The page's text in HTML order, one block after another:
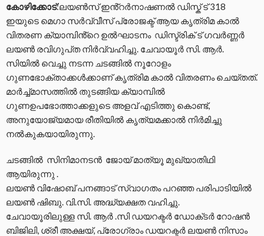
കോഴിക്കോട്:ലയൺസ് ഇൻ്റർനാഷണൽ ഡിസ്ക് ട് 318
ഇയുടെ മെഗാ സർവ്വീസ് പ്രോജക്ട് ആയ കൃത്രിമ കാൽ
വിതരണ ക്യാമ്പിൻ്റെ ഉൽഘാടനം ഡിസ്ട്രിക് ട് ഗവർണ്ണർ
ലയൺ രവിഗുപ്‌ത നിർവ്വഹിച്ചു. ചേവായൂർ സി. ആർ.
സിയിൽ വെച്ചു നടന്ന ചടങ്ങിൽ നൂറോളം
ഗുണഭോക്താക്കൾക്കാണ് കൃത്രിമ കാൽ വിതരണം ചെയ്തത്.
മാർച്ച്‌മാസത്തിൽ തുടങ്ങിയ ക്യാമ്പിൽ
ഗുണഉപഭോത്താക്കളുടെ അളവ് എടിത്തു കൊണ്ട്,
അനുയോജ്യമായ രീതിയിൽ കൃത്യമക്കാൽ നിർമിച്ചു
നൽകുകയായിരുന്നു.
ചടങ്ങിൽ സിനിമാനടൻ ജോയ് മാത്യൂ മുഖ്യാതിഥി
ആയിരുന്നു .
ലയൺ വിഷോബ് പനങ്ങാട് സ്വാഗതം പറഞ്ഞ പരിപാടിയിൽ
ലയൺ ഷിബു. വി.സി. അദ്ധ്യക്ഷത വഹിച്ചു.
ചേവായൂരിലുള്ള സി. ആർ .സി ഡയറക്ടർ ഡോക്‌ടർ റോഷൻ
ബിജിലി, ശ്രീ അക്ഷയ്, പ്രോഗ്രാം ഡയറക്ടർ ലയൺ നിസാം